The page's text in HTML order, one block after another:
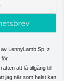
LennyLamb Sp. z
för
att få tillgång till
jag när som helst kan